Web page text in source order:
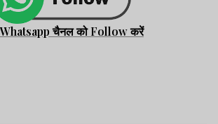
Whatsapp चैनल को Follow करें